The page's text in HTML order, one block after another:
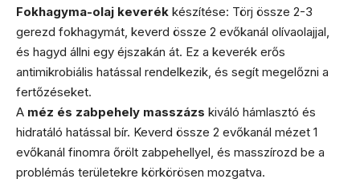
Fokhagyma-olaj keverék készítése: Törj össze 2-3
gerezd fokhagymát, keverd össze 2 evőkanál olívaolajjal,
és hagyd állni egy éjszakán át. Ez a keverék erős
antimikrobiális hatással rendelkezik, és segít megelőzni a
fertőzéseket.
A méz és zabpehely masszázs kiváló hámlasztó és
hidratáló hatással bír. Keverd össze 2 evőkanál mézet 1
evőkanál finomra őrölt zabpehellyel, és masszírozd be a
problémás területekre körkörösen mozgatva.